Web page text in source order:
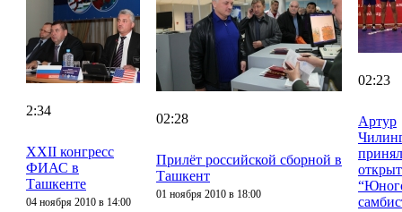
2:34
XXII конгресс
ФИАС в
Ташкенте
04 ноября 2010 в 14:00
02:28
Прилёт российской сборной в
Ташкент
01 ноября 2010 в 18:00
02:23
Артур